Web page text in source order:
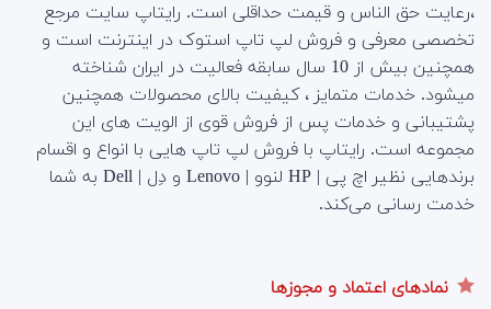
،رعایت حق الناس و قیمت حداقلی است. رایتاپ سایت مرجع
تخصصی معرفی و فروش لپ تاپ استوک در اینترنت است و
همچنین بیش از 10 سال سابقه فعالیت در ایران شناخته
میشود. خدمات متمایز ، کیفیت بالای محصولات همچنین
پشتیبانی و خدمات پس از فروش قوی از الویت های این
مجموعه است. رایتاپ با فروش لپ تاپ هایی با انواع و اقسام
برندهایی نظیر اچ پی | HP لنوو | Lenovo و دِل | Dell به شما
خدمت رسانی می‌کند.
نمادهای اعتماد و مجوزها